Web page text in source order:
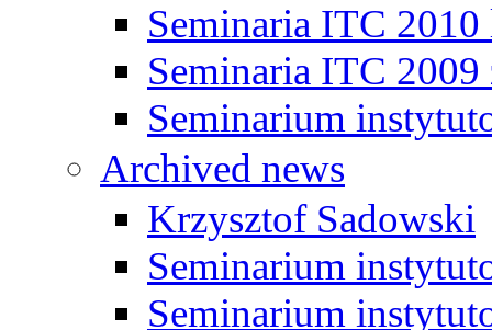
Seminaria ITC 2010
Seminaria ITC 2009
Seminarium
Archived news
Krzysztof Sadowski
Seminarium
Seminarium